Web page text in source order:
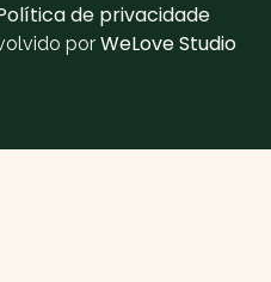
de privacidade
por WeLove Studio